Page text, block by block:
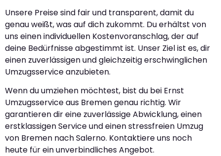
Unsere Preise sind fair und transparent, damit du
genau weißt, was auf dich zukommt. Du erhältst von
uns einen individuellen Kostenvoranschlag, der auf
deine Bedürfnisse abgestimmt ist. Unser Ziel ist es, dir
einen zuverlässigen und gleichzeitig erschwinglichen
Umzugsservice anzubieten.
Wenn du umziehen möchtest, bist du bei Ernst
Umzugsservice aus Bremen genau richtig. Wir
garantieren dir eine zuverlässige Abwicklung, einen
erstklassigen Service und einen stressfreien Umzug
von Bremen nach Salerno. Kontaktiere uns noch
heute für ein unverbindliches Angebot.